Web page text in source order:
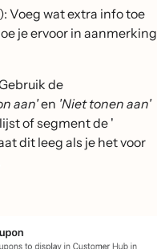
Voeg wat extra info toe
je ervoor in aanmerking
de
aan'en 'Niet tonen aan'
of segment de '
dit leeg als je het voor